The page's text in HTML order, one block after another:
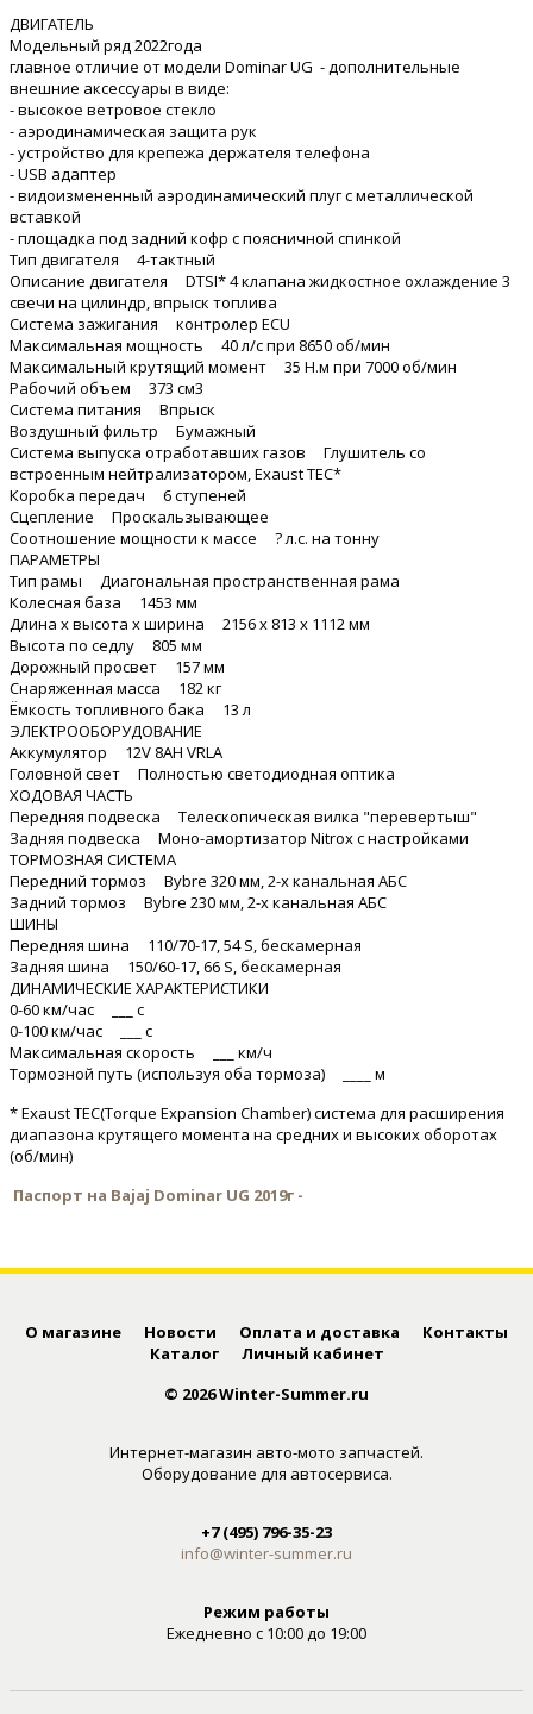
ДВИГАТЕЛЬ
Модельный ряд 2022года
главное отличие от модели Dominar UG - дополнительные
внешние аксессуары в виде:
- высокое ветровое стекло
- аэродинамическая защита рук
- устройство для крепежа держателя телефона
- USB адаптер
- видоизмененный аэродинамический плуг с металлической
вставкой
- площадка под задний кофр с поясничной спинкой
Тип двигателя 4-тактный
Описание двигателя DTSI* 4 клапана жидкостное охлаждение 3
свечи на цилиндр, впрыск топлива
Система зажигания контролер ECU
Максимальная мощность 40 л/с при 8650 об/мин
Максимальный крутящий момент 35 Н.м при 7000 об/мин
Рабочий объем 373 см3
Система питания Впрыск
Воздушный фильтр Бумажный
Система выпуска отработавших газов Глушитель со
встроенным нейтрализатором, Exaust TEC*
Коробка передач 6 ступеней
Сцепление Проскальзывающее
Соотношение мощности к массе ? л.с. на тонну
ПАРАМЕТРЫ
Тип рамы Диагональная пространственная рама
Колесная база 1453 мм
Длина х высота х ширина 2156 х 813 х 1112 мм
Высота по седлу 805 мм
Дорожный просвет 157 мм
Снаряженная масса 182 кг
Ёмкость топливного бака 13 л
ЭЛЕКТРООБОРУДОВАНИЕ
Аккумулятор 12V 8AH VRLA
Головной свет Полностью светодиодная оптика
ХОДОВАЯ ЧАСТЬ
Передняя подвеска Телескопическая вилка "перевертыш"
Задняя подвеска Моно-амортизатор Nitrox с настройками
ТОРМОЗНАЯ СИСТЕМА
Передний тормоз Bybre 320 мм, 2-х канальная АБС
Задний тормоз Bybre 230 мм, 2-х канальная АБС
ШИНЫ
Передняя шина 110/70-17, 54 S, бескамерная
Задняя шина 150/60-17, 66 S, бескамерная
ДИНАМИЧЕСКИЕ ХАРАКТЕРИСТИКИ
0-60 км/час ___ с
0-100 км/час ___ с
Максимальная скорость ___ км/ч
Тормозной путь (используя оба тормоза) ____ м
* Exaust TEC(Torque Expansion Chamber) система для расширения
диапазона крутящего момента на средних и высоких оборотах
(об/мин)
Паспорт на Bajaj Dominar UG 2019г -
О магазине Новости Оплата и доставка
Контакты
Каталог
Личный кабинет
© 2026 Winter-Summer.ru
Интернет-магазин авто-мото запчастей.
Оборудование для автосервиса.
+7 (495) 796-35-23
info@winter-summer.ru
Режим работы
Ежедневно с 10:00 до 19:00